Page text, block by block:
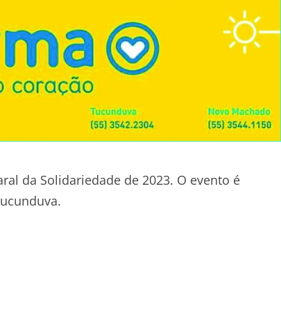
da Solidariedade de 2023. O evento é